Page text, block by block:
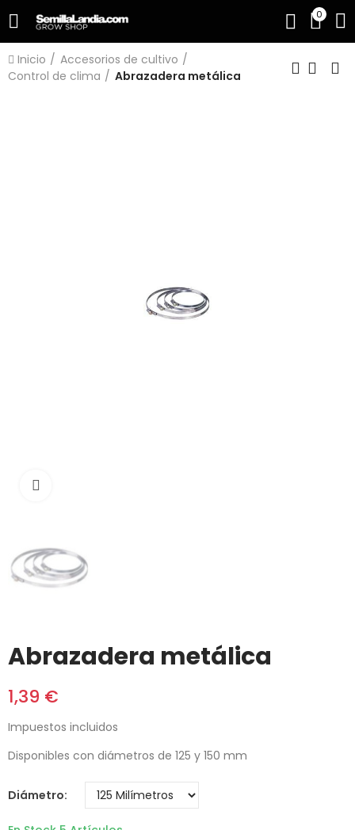
0
Inicio
Accesorios de cultivo
Control de clima
Abrazadera metálica
Abrazadera metálica
1,39 €
Impuestos incluidos
Disponibles con diámetros de 125 y 150 mm
Diámetro